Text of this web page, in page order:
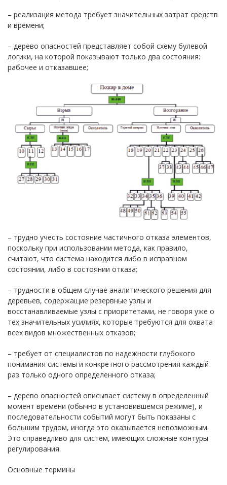
– реализация метода требует значительных затрат средств
и времени;
– дерево опасностей представляет собой схему булевой
логики, на которой показывают только два состояния:
рабочее и отказавшее;
– трудно учесть состояние частичного отказа элементов,
поскольку при использовании метода, как правило,
считают, что система находится либо в исправном
состоянии, либо в состоянии отказа;
– трудности в общем случае аналитического решения для
деревьев, содержащие резервные узлы и
восстанавливаемые узлы с приоритетами, не говоря уже о
тех значительных усилиях, которые требуются для охвата
всех видов множественных отказов;
– требует от специалистов по надежности глубокого
понимания системы и конкретного рассмотрения каждый
раз только одного определенного отказа;
– дерево опасностей описывает систему в определенный
момент времени (обычно в установившемся режиме), и
последовательности событий могут быть показаны с
большим трудом, иногда это оказывается невозможным.
Это справедливо для систем, имеющих сложные контуры
регулирования.
Основные термины